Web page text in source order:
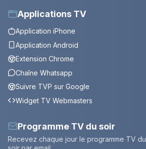
Applications TV
Application iPhone
Application Android
Extension Chrome
Chaîne Whatsapp
Suivre TVP sur Google
Widget TV Webmasters
Programme TV du soir
Recevez chaque jour le programme TV du